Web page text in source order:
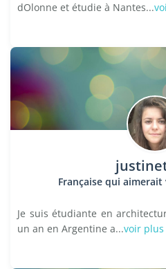
dOlonne et étudie à Nantes...
Française qui
Je suis étudiante en
un an en Argentine a...voir plus